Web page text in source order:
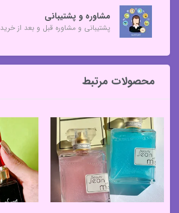
مشاوره و پشتیبانی
پشتیبانی و مشاوره قبل و بعد از خرید
محصولات مرتبط